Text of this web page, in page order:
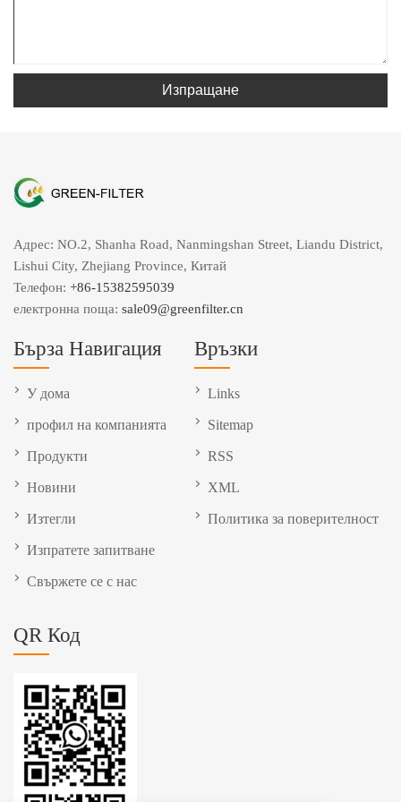
Изпращане
Адрес: NO.2, Shanha Road, Nanmingshan Street, Liandu District,
Lishui City, Zhejiang Province, Китай
Телефон: +86-15382595039
електронна поща: sale09@greenfilter.cn
Бърза Навигация
У дома
профил на компанията
Продукти
Новини
Изтегли
Изпратете запитване
Свържете се с нас
Връзки
Links
Sitemap
RSS
XML
Политика за поверителност
QR Код